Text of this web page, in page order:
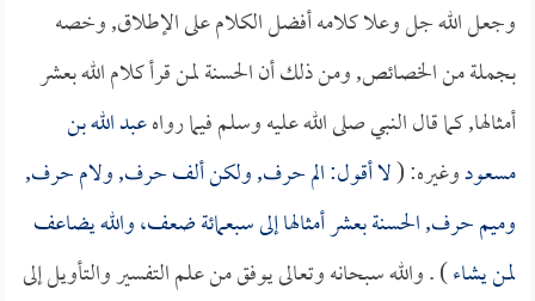
وجعل الله جل وعلا كلامه أفضل الكلام على الإطلاق, وخصه
بجملة من الخصائص, ومن ذلك أن الحسنة لمن قرأ كلام الله بعشر
أمثالها, كما قال النبي صلى الله عليه وسلم فيما رواهعبد الله بن
مسعودوغيره: (لا أقول: الم حرف, ولكن ألف حرف, ولام حرف,
وميم حرف, الحسنة بعشر أمثالها إلى سبعمائة ضعف، والله يضاعف
لمن يشاء) . والله سبحانه وتعالى يوفق من علم التفسير والتأويل إلى